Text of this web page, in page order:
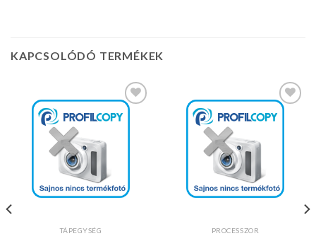
KAPCSOLÓDÓ TERMÉKEK
Kedvencekhez
TÁPEGYSÉG
Kedvencekhez
PROCESSZOR